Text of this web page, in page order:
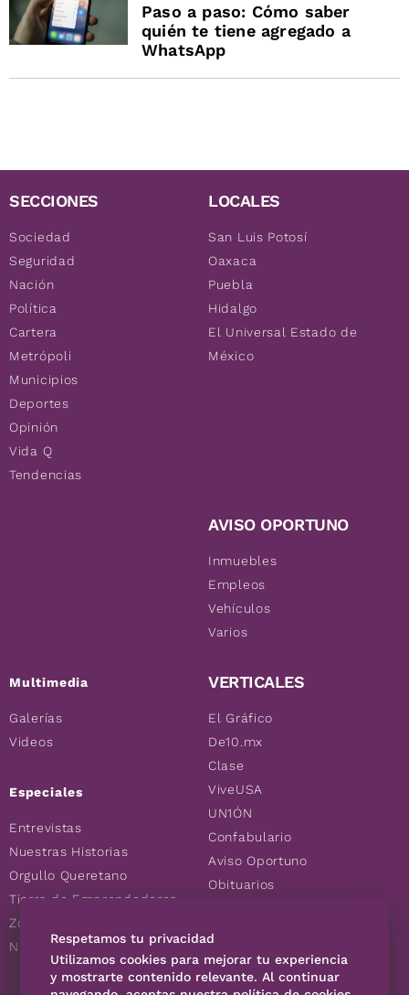
Paso a paso: Cómo saber
quién te tiene agregado a
WhatsApp
SECCIONES
Sociedad
Seguridad
Nación
Política
Cartera
Metrópoli
Municipios
Deportes
Opinión
Vida Q
Tendencias
Multimedia
Galerías
Videos
Especiales
Entrevistas
Nuestras Historias
Orgullo Queretano
Tierra de Emprendedores
Zoociales
Nuevos Queretanos
LOCALES
San Luis Potosí
Oaxaca
Puebla
Hidalgo
El Universal Estado de
México
AVISO OPORTUNO
Inmuebles
Empleos
Vehículos
Varios
VERTICALES
El Gráfico
De10.mx
Clase
ViveUSA
UN1ÓN
Confabulario
Aviso Oportuno
Obituarios
Consultas
Respetamos tu privacidad
Utilizamos cookies para mejorar tu experiencia
y mostrarte contenido relevante. Al continuar